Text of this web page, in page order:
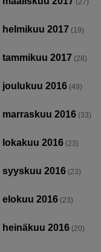
helmikuu 2017 (19)
tammikuu 2017 (28)
joulukuu 2016 (49)
marraskuu 2016 (33)
lokakuu 2016 (23)
syyskuu 2016 (23)
elokuu 2016 (23)
heinäkuu 2016 (20)